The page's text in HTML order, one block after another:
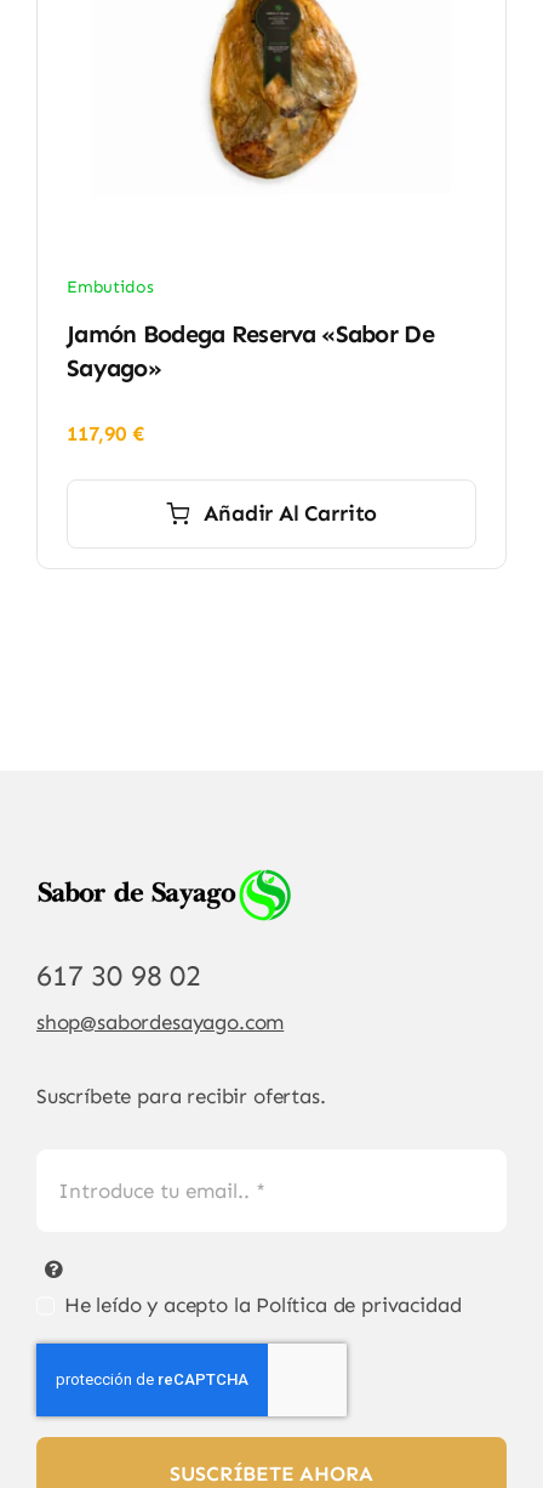
Embutidos
Jamón Bodega Reserva «Sabor De
Sayago»
117,90 €
Añadir Al Carrito
617 30 98 02
shop@sabordesayago.com
Suscríbete para recibir ofertas.
He leído y acepto la Política de privacidad
SUSCRÍBETE AHORA